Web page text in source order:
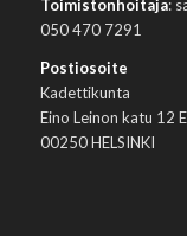
Toimistonhoitaja:
050 470 7291
Postiosoite
Kadettikunta
Eino Leinon katu 12
00250 HELSINKI